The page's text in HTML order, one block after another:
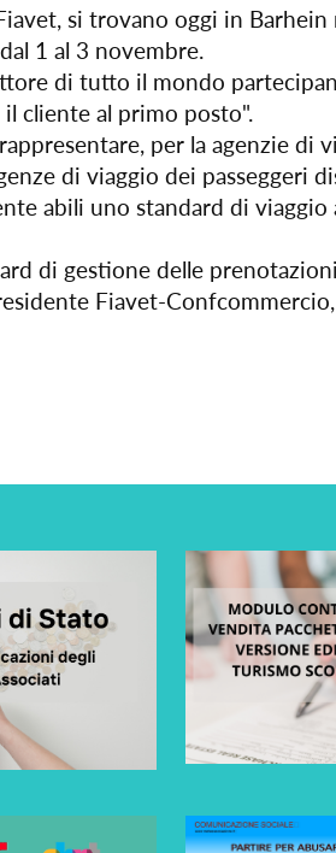
si trovano oggi in Barhein
1 al 3 novembre.
di tutto il mondo
cliente al primo posto".
per la agenzie di
di viaggio dei passeggeri
abili uno standard di viaggio
di gestione delle
Fiavet-